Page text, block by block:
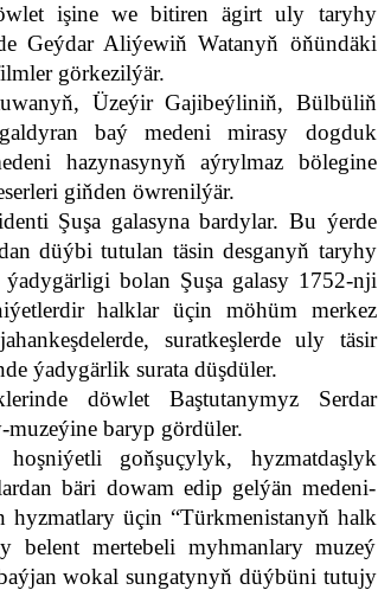
işine we bitiren ägirt uly taryhy
Geýdar Aliýewiň Watanyň öňündäki
görkezilýär.
Üzeýir Gajibeýliniň, Bülbüliň
baý medeni mirasy dogduk
hazynasynyň aýrylmaz bölegine
giňden öwrenilýär.
Şuşa galasyna bardylar. Bu ýerde
düýbi tutulan täsin desganyň taryhy
bolan Şuşa galasy 1752-nji
halklar üçin möhüm merkez
suratkeşlerde uly täsir
ýadygärlik surata düşdüler.
döwlet Baştutanymyz Serdar
baryp gördüler.
goňşuçylyk, hyzmatdaşlyk
bäri dowam edip gelýän medeni-
hyzmatlary üçin “Türkmenistanyň halk
mertebeli myhmanlary muzeý
wokal sungatynyň düýbüni tutujy